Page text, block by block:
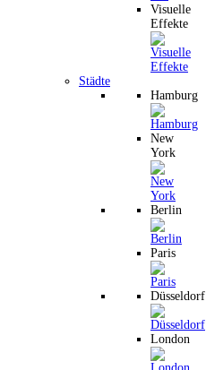
Visuelle
Effekte
Städte
Hamburg
New
York
Berlin
Paris
Düsseldorf
London